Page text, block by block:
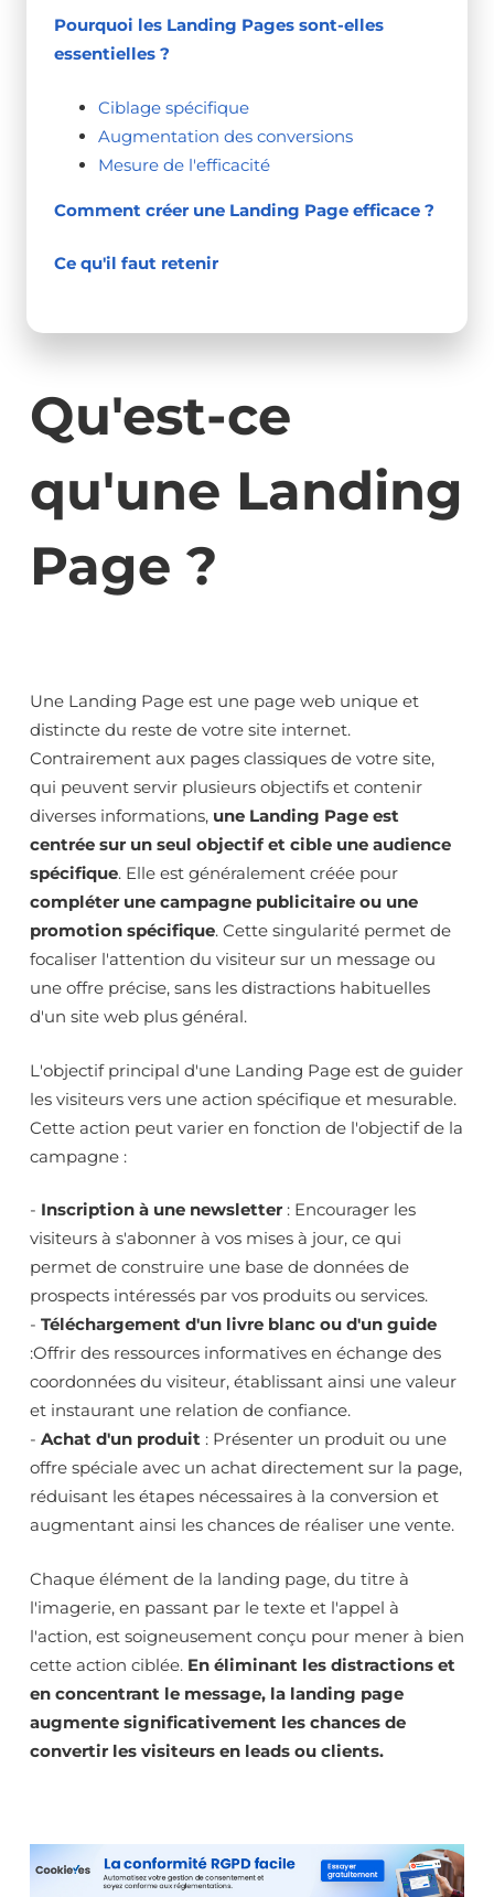
Pourquoi les Landing Pages sont-elles
essentielles ?
Ciblage spécifique
Augmentation des conversions
Mesure de l'efficacité
Comment créer une Landing Page efficace ?
Ce qu'il faut retenir
Qu'est-ce
qu'une Landing
Page ?
Une Landing Page est une page web unique et
distincte du reste de votre site internet.
Contrairement aux pages classiques de votre site,
qui peuvent servir plusieurs objectifs et contenir
diverses informations, une Landing Page est
centrée sur un seul objectif et cible une audience
spécifique. Elle est généralement créée pour
compléter une campagne publicitaire ou une
promotion spécifique. Cette singularité permet de
focaliser l'attention du visiteur sur un message ou
une offre précise, sans les distractions habituelles
d'un site web plus général.
L'objectif principal d'une Landing Page est de guider
les visiteurs vers une action spécifique et mesurable.
Cette action peut varier en fonction de l'objectif de la
campagne :
- Inscription à une newsletter : Encourager les
visiteurs à s'abonner à vos mises à jour, ce qui
permet de construire une base de données de
prospects intéressés par vos produits ou services.
- Téléchargement d'un livre blanc ou d'un guide
:Offrir des ressources informatives en échange des
coordonnées du visiteur, établissant ainsi une valeur
et instaurant une relation de confiance.
- Achat d'un produit : Présenter un produit ou une
offre spéciale avec un achat directement sur la page,
réduisant les étapes nécessaires à la conversion et
augmentant ainsi les chances de réaliser une vente.
Chaque élément de la landing page, du titre à
l'imagerie, en passant par le texte et l'appel à
l'action, est soigneusement conçu pour mener à bien
cette action ciblée. En éliminant les distractions et
en concentrant le message, la landing page
augmente significativement les chances de
convertir les visiteurs en leads ou clients.